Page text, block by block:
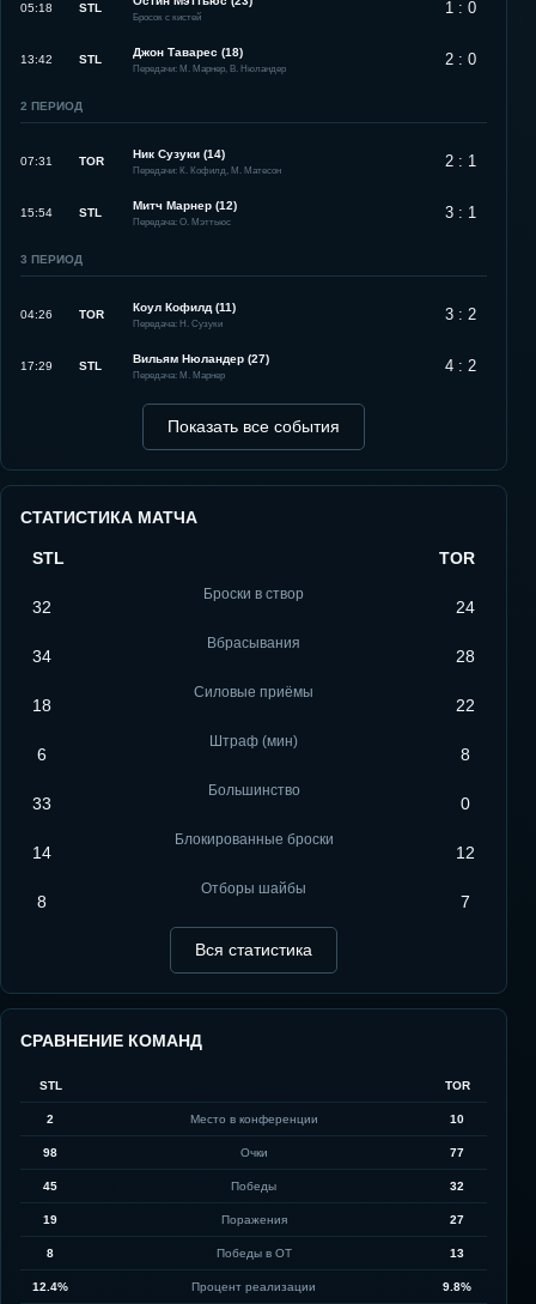
05:18 STL
Бросок с кистей 1 : 0
13:42 STL
Джон Таварес (18)
Передачи: М. Марнер, В. Нюландер 2 : 0
2 ПЕРИОД
07:31 TOR
Ник Сузуки (14)
Передачи: К. Кофилд, М. Матесон 2 : 1
15:54 STL
Митч Марнер (12)
Передача: О. Мэттьюс 3 : 1
3 ПЕРИОД
04:26 TOR
Коул Кофилд (11)
Передача: Н. Сузуки 3 : 2
17:29 STL
Вильям Нюландер (27)
Передача: М. Марнер 4 : 2
Показать все события
СТАТИСТИКА МАТЧА
STL TOR
32
Броски в створ
24
34
Вбрасывания
28
18
Силовые приёмы
22
6
Штраф (мин)
8
33
Большинство
0
14
Блокированные броски
12
8
Отборы шайбы
7
Вся статистика
СРАВНЕНИЕ КОМАНД
STL TOR
2 Место в конференции 10
98 Очки 77
45 Победы 32
19 Поражения 27
8 Победы в ОТ 13
12.4% Процент реализации 9.8%